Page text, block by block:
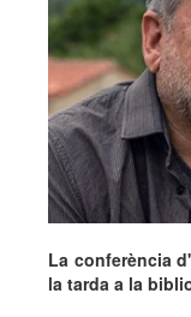
La conferència
la tarda a la